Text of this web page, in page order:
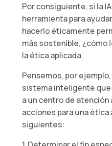
Por consiguiente, si la
herramienta para
hacerlo éticamente
más sostenible, ¿cómo
la ética aplicada.
Pensemos, por
sistema inteligente
a un centro de atención
acciones para una ética
siguientes: